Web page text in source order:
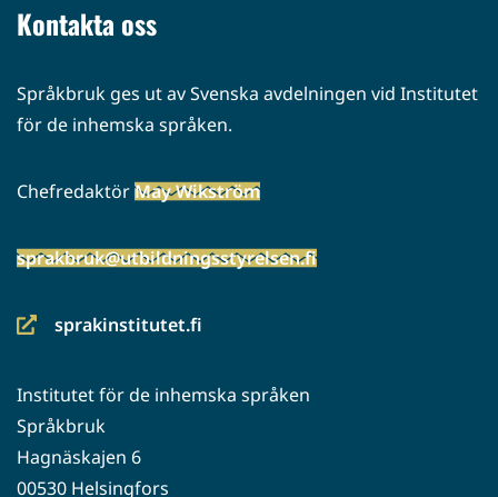
Kontakta oss
Språkbruk ges ut av Svenska avdelningen vid Institutet
för de inhemska språken.
ChefredaktörMay Wikström
sprakbruk@utbildningsstyrelsen.fi
sprakinstitutet.fi
(siirryt
palveluun)
Institutet för de inhemska språken
Språkbruk
Hagnäskajen 6
00530 Helsingfors